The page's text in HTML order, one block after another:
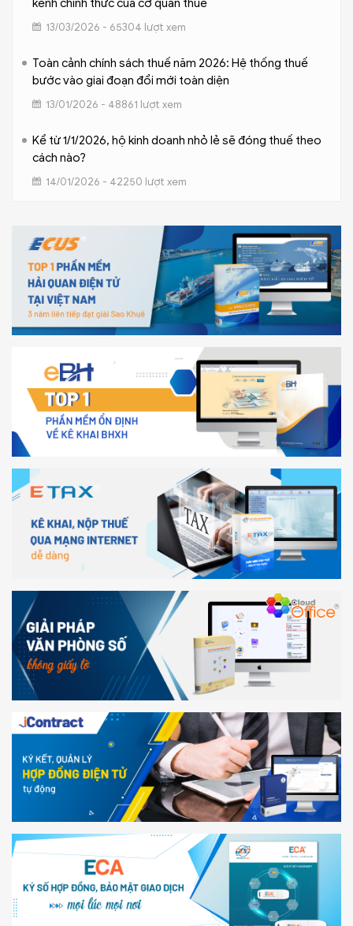
kênh chính thức của cơ quan thuế
13/03/2026 - 65304 lượt xem
Toàn cảnh chính sách thuế năm 2026: Hệ thống thuế
bước vào giai đoạn đổi mới toàn diện
13/01/2026 - 48861 lượt xem
Kể từ 1/1/2026, hộ kinh doanh nhỏ lẻ sẽ đóng thuế theo
cách nào?
14/01/2026 - 42250 lượt xem